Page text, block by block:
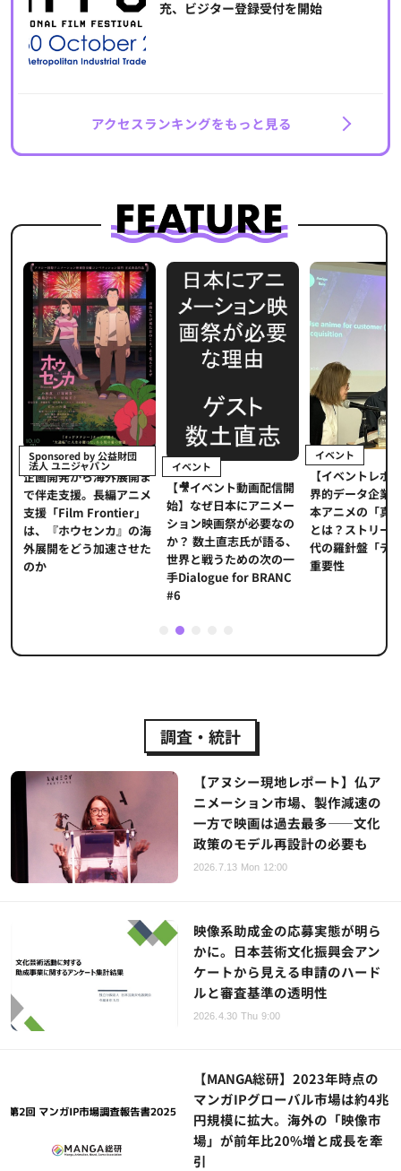
充、ビジター登録受付を開始
アクセスランキングをもっと見る
Sponsored by 公益財団
法人 ユニジャパン
企画開発から海外展開ま
で伴走支援。長編アニメ
支援「Film Frontier」
は、『ホウセンカ』の海
外展開をどう加速させた
のか
イベント
【🎥イベント動画配信開
始】なぜ日本にアニメー
ション映画祭が必要なの
か？ 数土直志氏が語る、
世界と戦うための次の一
手Dialogue for BRANC
#6
イベント
【イベントレポ
界的データ企業
本アニメの「真
とは？ストリー
代の羅針盤「デ
重要性
2
調査・統計
【アヌシー現地レポート】仏ア
ニメーション市場、製作減速の
一方で映画は過去最多——文化
政策のモデル再設計の必要も
2026.7.13 Mon 12:00
映像系助成金の応募実態が明ら
かに。日本芸術文化振興会アン
ケートから見える申請のハード
ルと審査基準の透明性
2026.4.30 Thu 9:00
【MANGA総研】2023年時点の
マンガIPグローバル市場は約4兆
円規模に拡大。海外の「映像市
場」が前年比20%増と成長を牽
引